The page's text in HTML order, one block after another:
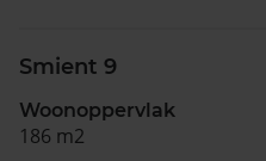
Smient 9
Woonoppervlak
186 m2